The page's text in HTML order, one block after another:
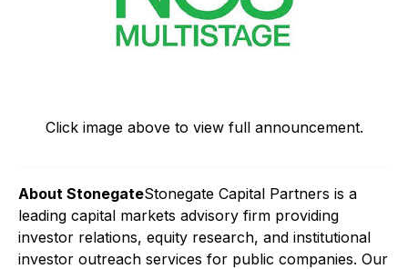
Click image above to view full announcement.
About StonegateStonegate Capital Partners is a
leading capital markets advisory firm providing
investor relations, equity research, and institutional
investor outreach services for public companies. Our